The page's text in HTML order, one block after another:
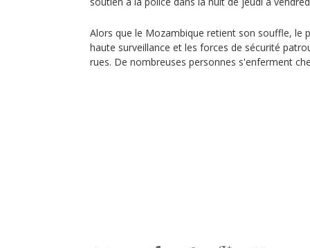
Alors que le Mozambique retient son souffle, le
haute surveillance et les forces de sécurité
rues. De nombreuses personnes s'enferment